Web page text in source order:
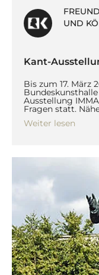
UND
Kant-
Bis zum 17. März
Ausstellung
Fragen statt.
Weiter lesen